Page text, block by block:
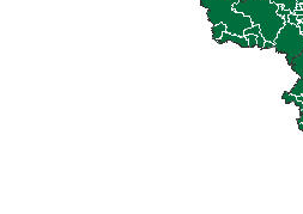
Coswig (Anhalt), Stadt